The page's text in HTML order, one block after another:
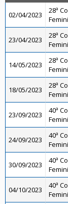
02/04/2023
28ª
23/04/2023
28ª
14/05/2023
28ª
18/05/2023
28ª
23/09/2023
40ª
24/09/2023
40ª
30/09/2023
40ª
04/10/2023
40ª